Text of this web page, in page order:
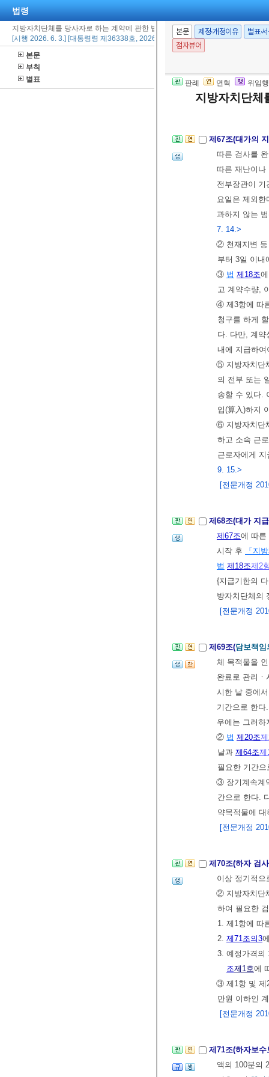
법령
지방자치단체를 당사자로 하는 계약에 관한 법률 시행령
[시행 2026. 6. 3.] [대통령령 제36338호, 2026. 5. 19., 타법개정]
본문
부칙
별표
본문 제정·개정이유
별표·
점자뷰어
판례 연혁 위임
지방자치단체
2. 유지ㆍ보수
4.제56조제1
5.제64조제6
[전문개정
제67조(대가의
따른 검사를
따른 재난이나
전부장관이
요일은 제외
과하지 않는
7. 14.>
② 천재지변 등
부터 3일 이내
③ 법 제18조
고 계약수량,
④ 제3항에 따
청구를 하게
다. 다만, 계약
내에 지급하
⑤ 지방자치단
의 전부 또는
송할 수 있다.
입(算入)하지
⑥ 지방자치단
하고 소속 근
근로자에게
9. 15.>
[전문개정
제68조(대가 지
제67조에 따른
시작 후
「지
법 제18조제2
{지급기한의
방자치단체의
[전문개정
제69조(담보책
체 목적물을
완료로 관리
시한 날 중에
기간으로 한
우에는 그러
② 법 제20조
날과 제64조제
필요한 기간으
③ 장기계속계
간으로 한다.
약목적물에
[전문개정
제70조(하자 검
이상 정기적
② 지방자치단
하여 필요한
1. 제1항에 따
2. 제71조의3
3. 예정가격의
조제1호에
③ 제1항 및 제
만원 이하인
[전문개정
제71조(하자보
액의 100분의